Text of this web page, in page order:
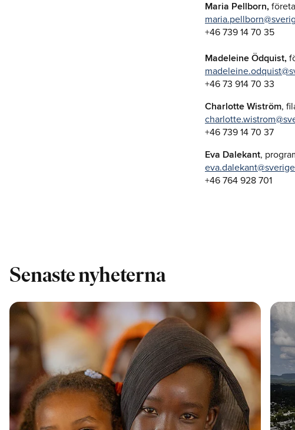
Maria Pellborn,
+46 739 14 70 35
Madeleine Ödquist,
+46 73 914 70 33
Charlotte Wiström,
+46 739 14 70 37
Eva Dalekant,
+46 764 928 701
Senaste nyheterna